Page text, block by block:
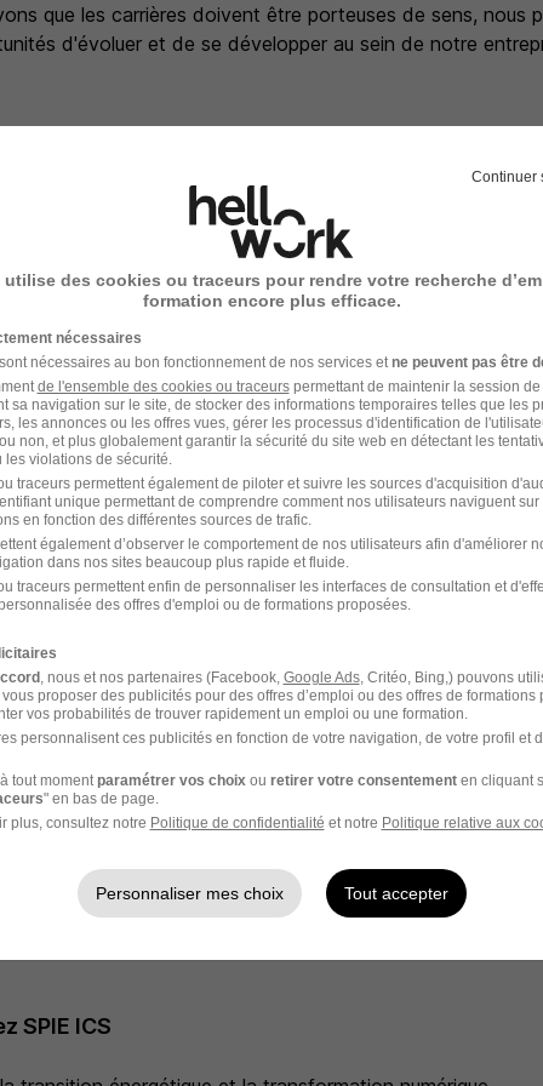
que les carrières doivent être porteuses de sens, nous
d'évoluer et de se développer au sein de notre
SPIE ICS est une entreprise de services numériques
des organisations grâce à la diversité de ses
et Cloud, Cybersécurité, Data & IA. SPIE ICS est
durable qui contribue à la décarbonation de l'économie.
et 60 implantations en France, SPIE ICS offre une
qui lui permet de concevoir, déployer et exploiter des
énergétique, numérique et industrielle, SPIE
concrètes pour accompagner la décarbonation
Pour mener à bien cette mission, SPIE France
collaborateurs présents sur plus de 300 sites en France.
:
candidature, nous te répondons dans un délai de 3
voici les étapes du processus de recrutement :
pour valider l'adéquation poste/profil
ou en visio avec le recruteur
avec le manager
politique de diversité et d'égalité professionnelle,
les candidatures de personnes en situation de handicap,
SPIE ICS
Continuer
utilise des cookies ou traceurs pour rendre votre recherche
formation encore plus efficace.
nécessaires
nécessaires au bon fonctionnement de nos services et ne peuvent pas être
de l'ensemble des cookies ou traceurspermettant de maintenir la session
sa navigation sur le site, de stocker des informations temporaires telles que les
les annonces ou les offres vues, gérer les processus d'identification de
non, et plus globalement garantir la sécurité du site web en détectant les
violations de sécurité.
traceurs permettent également de piloter et suivre les sources d'acquisition
unique permettant de comprendre comment nos utilisateurs naviguent sur
en fonction des différentes sources de trafic.
également d’observer le comportement de nos utilisateurs afin d'améliorer
dans nos sites beaucoup plus rapide et fluide.
traceurs permettent enfin de personnaliser les interfaces de consultation et
des offres d'emploi ou de formations proposées.
, nous et nos partenaires (Facebook, Google Ads, Critéo, Bing,) pouvons
proposer des publicités pour des offres d’emploi ou des offres de formations
vos probabilités de trouver rapidement un emploi ou une formation.
personnalisent ces publicités en fonction de votre navigation, de votre profil et
tout moment paramétrer vos choix ou retirer votre consentementen cliquant
" en bas de page.
plus, consultez notre Politique de confidentialité et notre Politique relative aux
Personnaliser mes choix Tout accepter